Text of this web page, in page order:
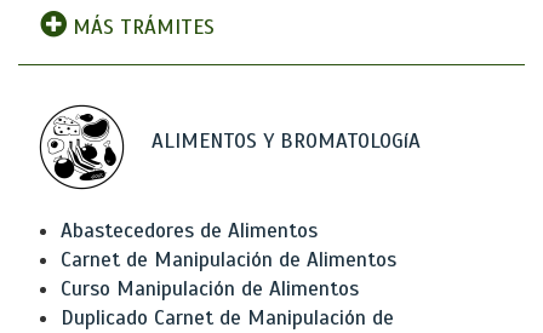
MÁS TRÁMITES
ALIMENTOS Y BROMATOLOGíA
Abastecedores de Alimentos
Carnet de Manipulación de Alimentos
Curso Manipulación de Alimentos
Duplicado Carnet de Manipulación de